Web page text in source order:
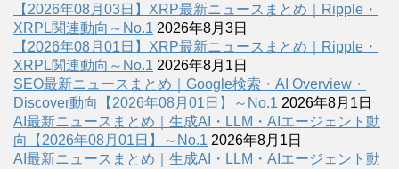
【2026年08月03日】XRP最新ニュースまとめ｜Ripple・
XRPL関連動向～No.1 2026年8月3日
【2026年08月01日】XRP最新ニュースまとめ｜Ripple・
XRPL関連動向～No.1 2026年8月1日
SEO最新ニュースまとめ｜Google検索・AI Overview・
Discover動向【2026年08月01日】～No.1 2026年8月1日
AI最新ニュースまとめ｜生成AI・LLM・AIエージェント動
向【2026年08月01日】～No.1 2026年8月1日
AI最新ニュースまとめ｜生成AI・LLM・AIエージェント動